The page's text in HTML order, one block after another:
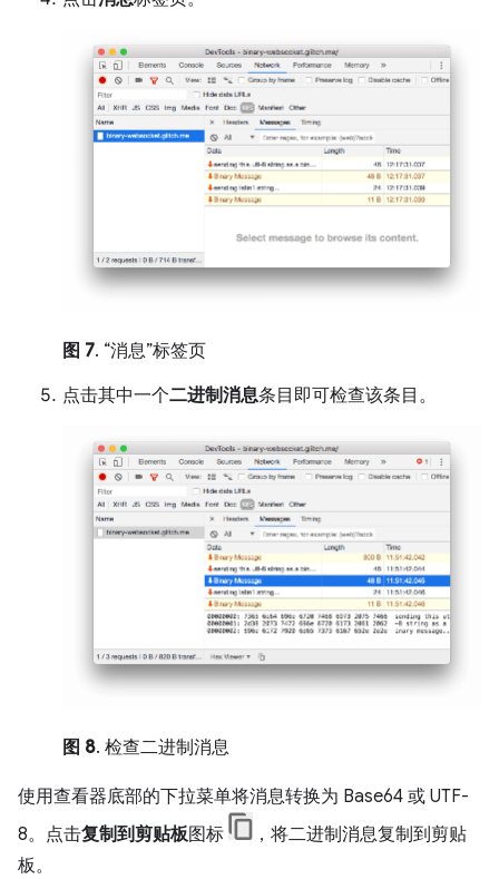
图 7. “消息”标签页
点击其中一个二进制消息条目即可检查该条目。
图 8. 检查二进制消息
使用查看器底部的下拉菜单将消息转换为 Base64 或 UTF-
8。点击复制到剪贴板图标
，将二进制消息复制到剪贴
板。